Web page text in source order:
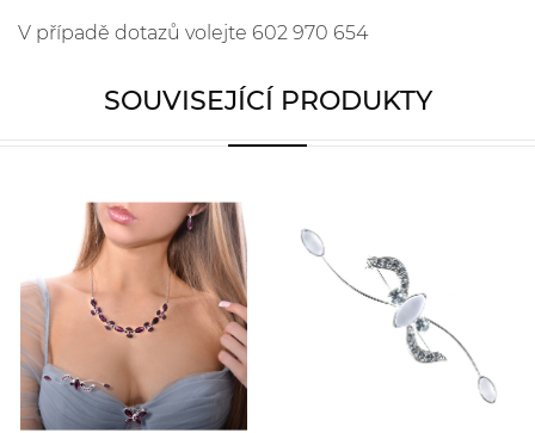
V případě dotazů volejte 602 970 654
SOUVISEJÍCÍ PRODUKTY